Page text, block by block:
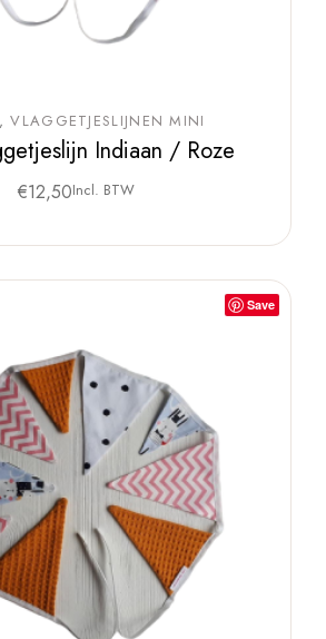
VLAGGETJESLIJNEN MINI
Indiaan / Roze
€12,50Incl. BTW
Save